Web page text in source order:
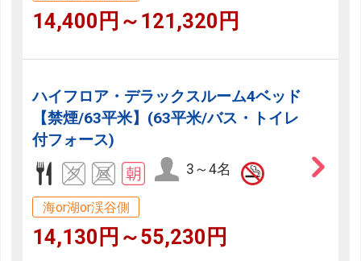
14,400円～121,320円
ハイフロア・デラックスルーム4ベッド
【禁煙/63平米】(63平米/バス・トイレ
付フォース)
3～4名
海or湖or渓谷側
14,130円～55,230円